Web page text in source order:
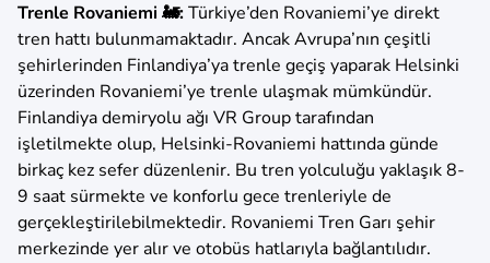
Trenle Rovaniemi 🚂:Türkiye’den Rovaniemi’ye direkt
tren hattı bulunmamaktadır. Ancak Avrupa’nın çeşitli
şehirlerinden Finlandiya’ya trenle geçiş yaparak Helsinki
üzerinden Rovaniemi’ye trenle ulaşmak mümkündür.
Finlandiya demiryolu ağı VR Group tarafından
işletilmekte olup, Helsinki-Rovaniemi hattında günde
birkaç kez sefer düzenlenir. Bu tren yolculuğu yaklaşık 8-
9 saat sürmekte ve konforlu gece trenleriyle de
gerçekleştirilebilmektedir. Rovaniemi Tren Garı şehir
merkezinde yer alır ve otobüs hatlarıyla bağlantılıdır.